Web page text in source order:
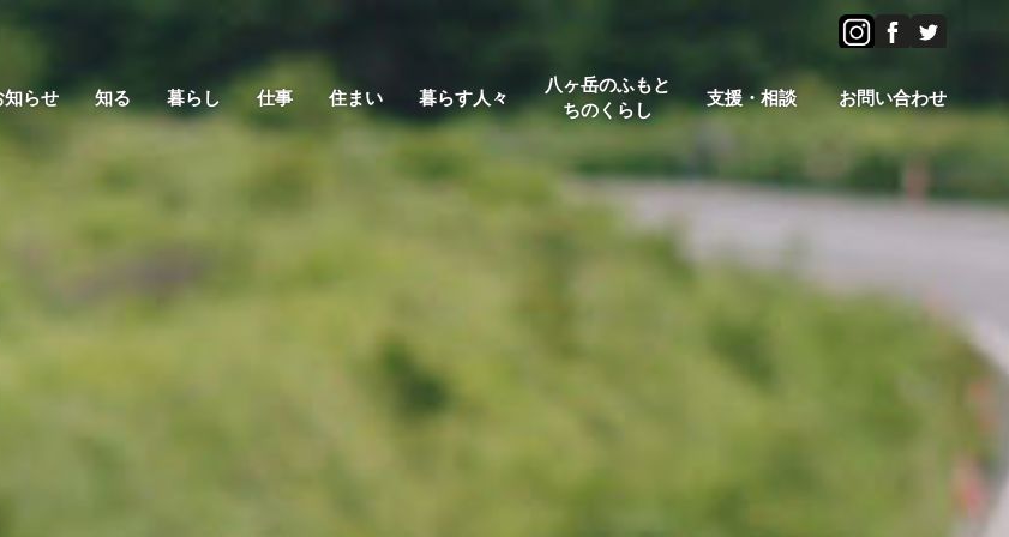
知らせ 知る 暮らし 仕事 住まい 暮らす人々
八ヶ岳のふもと
ちのくらし
支援・相談 お問い合わせ